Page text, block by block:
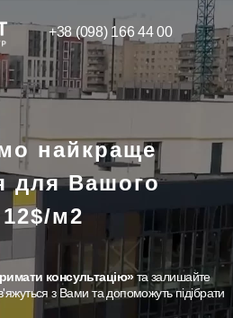
+38 (098) 166 44 00
найкраще
для Вашого
12$/м2
консультацію»та залишайте
з Вами та допоможуть підібрати